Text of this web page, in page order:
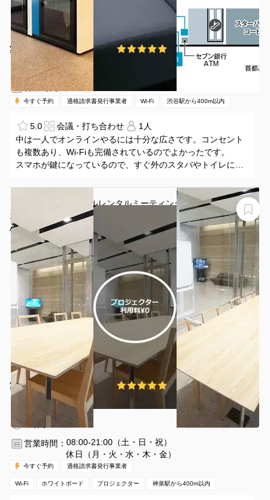
¥1500 〜 ¥1500 /時間 5.0 (1件)
渋谷駅 徒歩4分 東京都渋谷区渋谷2-15-1
15分〜
営業時間：08:00-21:00（全日）
今すぐ予約 適格請求書発行事業者 Wi-Fi 渋谷駅から400m以内
5.0 会議・打ち合わせ
1人
中は一人でオンラインやるには十分な広さです。コンセント
も複数あり、Wi-Fiも完備されているのでよかったです。
スマホが鍵になっているので、すぐ外のスタバやトイレに行
中に小さな扇風機があります。
＜AD-O渋谷道玄坂ビルレンタルミーティングスペース＞
12名収容⭐渋谷駅より徒歩6分！会議/ワークショップ/勉
強会
AD-O渋谷道玄坂ビルレンタルミーティングスペース
¥2090 〜 ¥2090 5.0 (1件)
神泉駅 徒歩3分
東京都渋谷区道玄坂1-22-9
1〜12名
営業時間： 08:00-21:00（土・日・祝）
休日（月・火・水・木・金）
今すぐ予約 適格請求書発行事業者
Wi-Fi ホワイトボード プロジェクター 神泉駅から400m以内